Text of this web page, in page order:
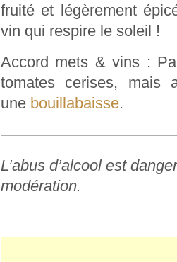
fruité et légèrement
vin qui respire le soleil !
Accord mets & vins :
tomates cerises, mais
une bouillabaisse.
L’abus d’alcool est
modération.